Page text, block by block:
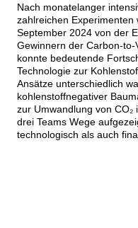
Nach monatelanger
zahlreichen Experimenten
September 2024 von der
Gewinnern der Carbon-
konnte bedeutende
Technologie zur
Ansätze unterschiedlich
kohlenstoffnegativer
zur Umwandlung von
drei Teams Wege
technologisch als auch